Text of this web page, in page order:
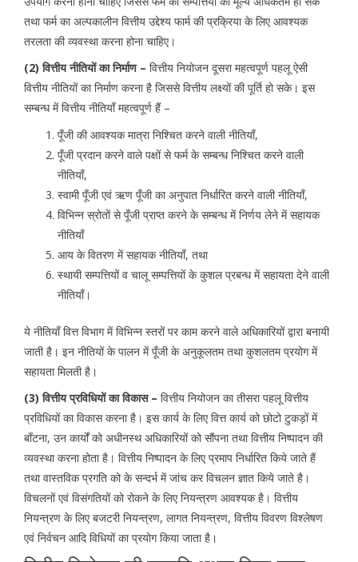
तथा फर्म का अल्पकालीन वित्तीय उद्देश्य फार्म की प्रक्रिया के लिए आवश्यक
तरलता की व्यवस्था करना होना चाहिए।
(2) वित्तीय नीतियों का निर्माण – वित्तीय नियोजन दूसरा महत्वपूर्ण पहलू ऐसी
वित्तीय नीतियों का निर्माण करना है जिससे वित्तीय लक्ष्यों की पूर्ति हो सके। इस
सम्बन्ध में वित्तीय नीतियाँ महत्वपूर्ण हैं –
पूँजी की आवश्यक मात्रा निश्चित करने वाली नीतियाँ,
पूँजी प्रदान करने वाले पक्षों से फर्म के सम्बन्ध निश्चित करने वाली
नीतियाँ,
स्वामी पूँजी एवं ऋण पूँजी का अनुपात निर्धारित करने वाली नीतियाँ,
विभिन्न स्रोतों से पूँजी प्राप्त करने के सम्बन्ध में निर्णय लेने में सहायक
नीतियाँ
आय के वितरण में सहायक नीतियाँ, तथा
स्थायी सम्पत्तियों व चालू सम्पत्तियों के कुशल प्रबन्ध में सहायता देने वाली
नीतियाँ।
ये नीतियाँ वित्त विभाग में विभिन्न स्तरों पर काम करने वाले अधिकारियों द्वारा बनायी
जाती है। इन नीतियों के पालन में पूँजी के अनुकूलतम तथा कुशलतम प्रयोग में
सहायता मिलती है।
(3) वित्तीय प्रविधियों का विकास – वित्तीय नियोजन का तीसरा पहलू वित्तीय
प्रविधियों का विकास करना है। इस कार्य के लिए वित्त कार्य को छोटो टुकड़ों में
बाँटना, उन कार्यों को अधीनस्थ अधिकारियों को सौंपना तथा वित्तीय निष्पादन की
व्यवस्था करना होता है। वित्तीय निष्पादन के लिए प्रमाप निर्धारित किये जाते हैं
तथा वास्तविक प्रगति को के सन्दर्भ में जांच कर विचलन ज्ञात किये जाते है।
विचलनों एवं विसंगतियों को रोकने के लिए नियन्त्रण आवश्यक है। वित्तीय
नियन्त्रण के लिए बजटरी नियन्त्रण, लागत नियन्त्रण, वित्तीय विवरण विश्लेषण
एवं निर्वचन आदि विधियों का प्रयोग किया जाता है।